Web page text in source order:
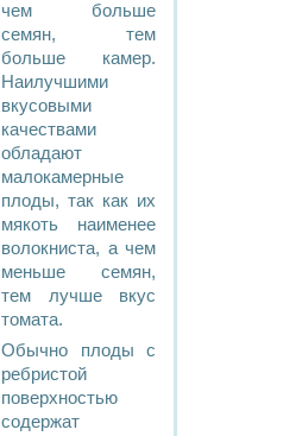
чем больше
семян, тем
больше камер.
Наилучшими
вкусовыми
качествами
обладают
малокамерные
плоды, так как их
мякоть наименее
волокниста, а чем
меньше семян,
тем лучше вкус
томата.
Обычно плоды с
ребристой
поверхностью
содержат